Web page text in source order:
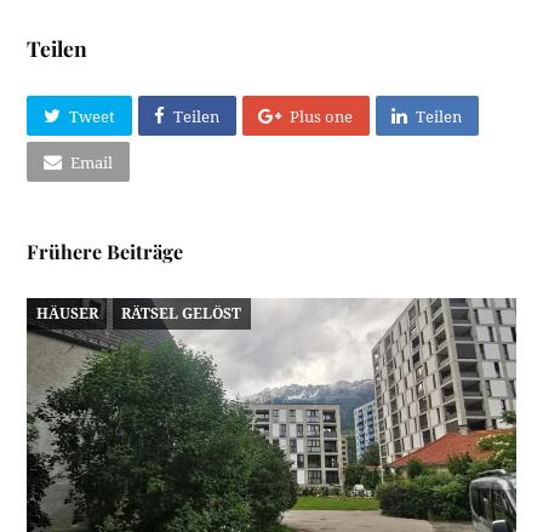
Teilen
Tweet Teilen Plus one Teilen
Email
Frühere Beiträge
HÄUSER RÄTSEL GELÖST